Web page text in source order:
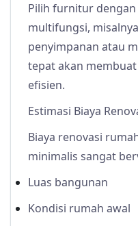
Pilih furnitur
multifungsi,
penyimpanan atau
tepat akan
efisien.
Estimasi Biaya
Biaya renovasi
minimalis sangat
Luas bangunan
Kondisi rumah awal